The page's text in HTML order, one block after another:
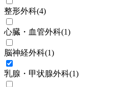
整形外科(4)
心臓・血管外科(1)
脳神経外科(1)
乳腺・甲状腺外科(1)